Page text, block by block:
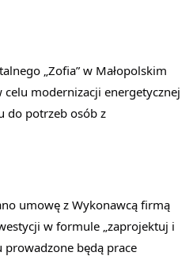
„Zofia” w Małopolskim
modernizacji energetycznej
do potrzeb osób z
umowę z Wykonawcą firmą
w formule „zaprojektuj i
prowadzone będą prace